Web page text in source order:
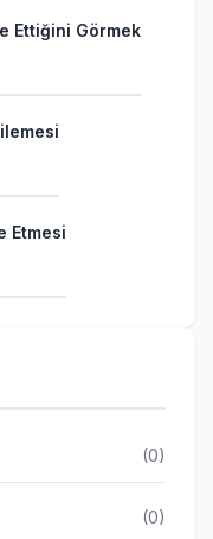
Ettiğini Görmek
Etmesi
(0)
(0)